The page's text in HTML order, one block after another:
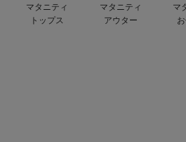
買って正解！高評価レビューアイテム
マタニティ
トップス
マタニティ
アウター
マ